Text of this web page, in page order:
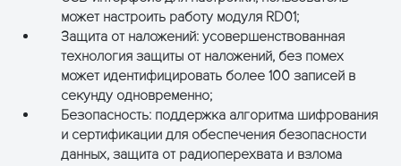
может настроить работу модуля RD01;
Защита от наложений: усовершенствованная
технология защиты от наложений, без помех
может идентифицировать более 100 записей в
секунду одновременно;
Безопасность: поддержка алгоритма шифрования
и сертификации для обеспечения безопасности
данных, защита от радиоперехвата и взлома